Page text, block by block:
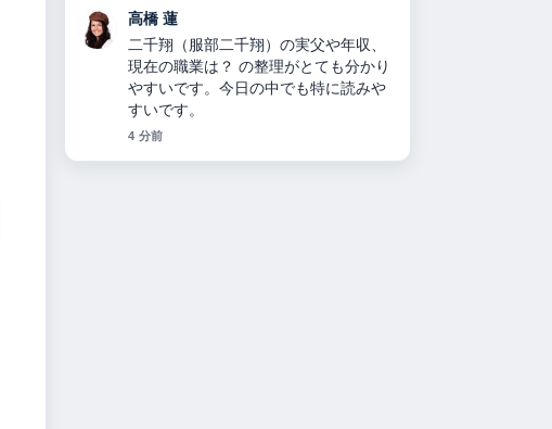
高橋 蓮
二千翔（服部二千翔）の実父や年収、
現在の職業は？ の整理がとても分かり
やすいです。今日の中でも特に読みや
すいです。
4 分前